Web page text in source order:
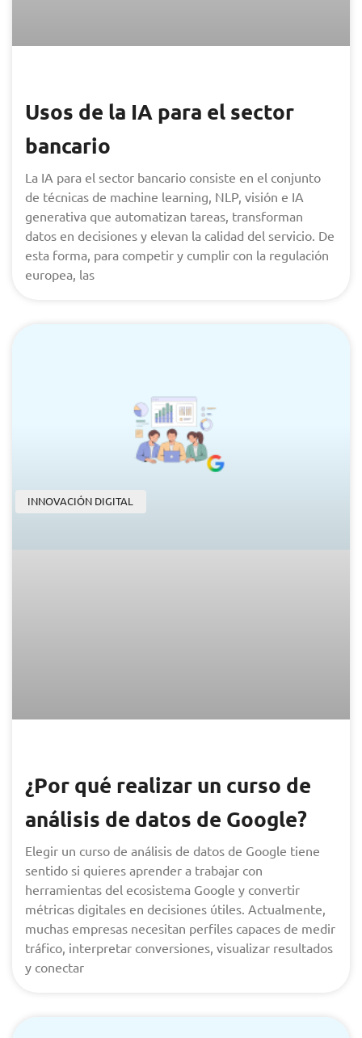
Usos de la IA para el sector
bancario
La IA para el sector bancario consiste en el conjunto
de técnicas de machine learning, NLP, visión e IA
generativa que automatizan tareas, transforman
datos en decisiones y elevan la calidad del servicio. De
esta forma, para competir y cumplir con la regulación
europea, las
INNOVACIÓN DIGITAL
¿Por qué realizar un curso de
análisis de datos de Google?
Elegir un curso de análisis de datos de Google tiene
sentido si quieres aprender a trabajar con
herramientas del ecosistema Google y convertir
métricas digitales en decisiones útiles. Actualmente,
muchas empresas necesitan perfiles capaces de medir
tráfico, interpretar conversiones, visualizar resultados
y conectar